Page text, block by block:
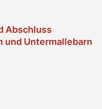
Abschluss
und Untermallebarn